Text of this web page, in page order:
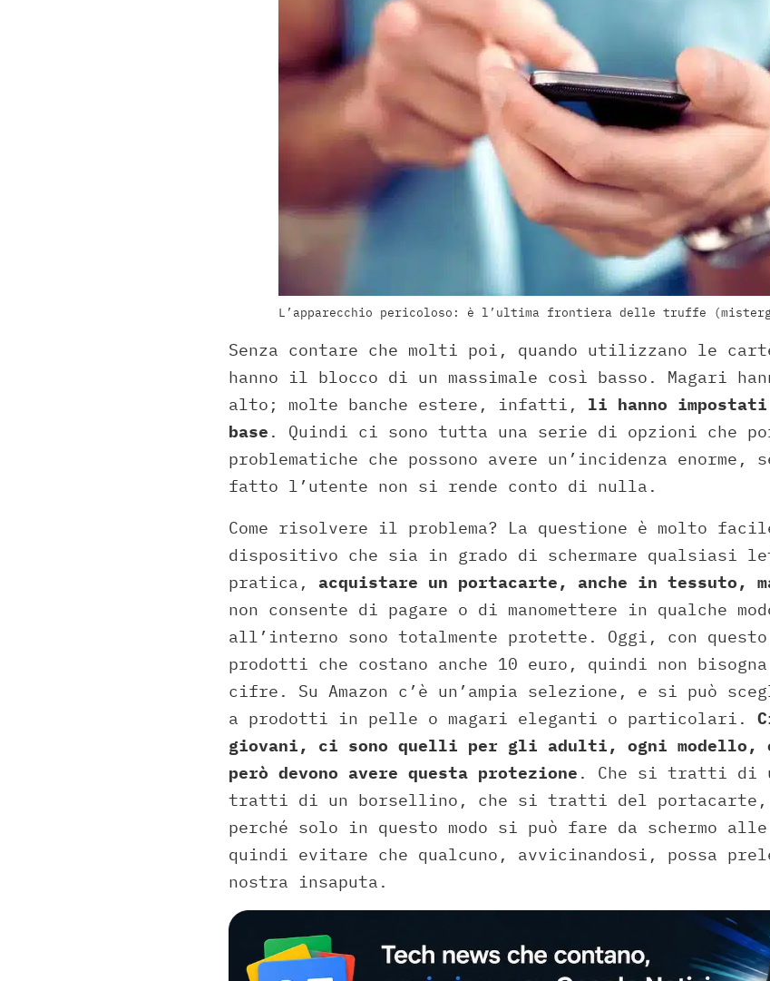
L’apparecchio pericoloso: è l’ultima frontiera delle truffe
Senza contare che molti poi, quando utilizzano le
hanno il blocco di un massimale così basso. Magari
alto; molte banche estere, infatti,
li hanno
base . Quindi ci sono tutta una serie di opzioni che
problematiche che possono avere un’incidenza enorme,
fatto l’utente non si rende conto di nulla.
Come risolvere il problema? La questione è molto
dispositivo che sia in grado di schermare qualsiasi
pratica, acquistare un portacarte, anche in tessuto,
non consente di pagare o di manomettere in qualche
all’interno sono totalmente protette. Oggi, con
prodotti che costano anche 10 euro, quindi non
cifre. Su Amazon c’è un’ampia selezione, e si può
a prodotti in pelle o magari eleganti o particolari.
giovani, ci sono quelli per gli adulti, ogni modello,
però devono avere questa protezione . Che si tratti di
tratti di un borsellino, che si tratti del portacarte,
perché solo in questo modo si può fare da schermo
quindi evitare che qualcuno, avvicinandosi, possa
nostra insaputa.